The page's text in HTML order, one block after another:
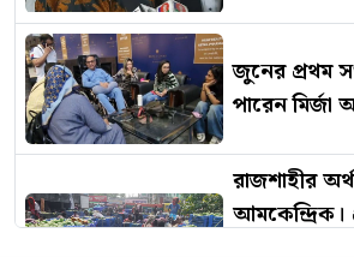
জুনের প্রথম
পারেন মির্জা
রাজশাহীর
আমকেন্দ্রিক।